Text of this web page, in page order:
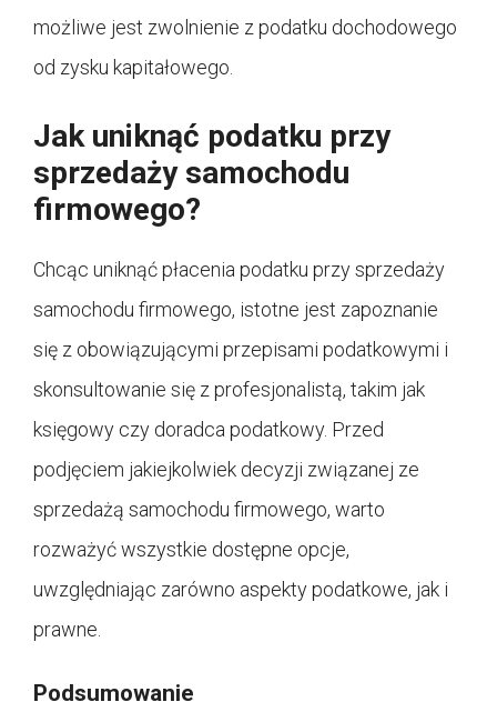
możliwe jest zwolnienie z podatku dochodowego
od zysku kapitałowego.
Jak uniknąć podatku przy
sprzedaży samochodu
firmowego?
Chcąc uniknąć płacenia podatku przy sprzedaży
samochodu firmowego, istotne jest zapoznanie
się z obowiązującymi przepisami podatkowymi i
skonsultowanie się z profesjonalistą, takim jak
księgowy czy doradca podatkowy. Przed
podjęciem jakiejkolwiek decyzji związanej ze
sprzedażą samochodu firmowego, warto
rozważyć wszystkie dostępne opcje,
uwzględniając zarówno aspekty podatkowe, jak i
prawne.
Podsumowanie